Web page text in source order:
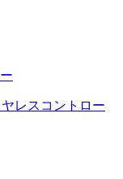
レスコントロー